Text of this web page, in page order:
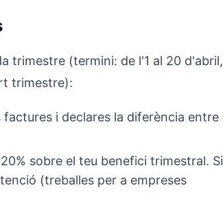
trimestre (termini: de l'1 al 20 d'abril,
trimestre):
factures i declares la diferència entre
sobre el teu benefici trimestral. Si
(treballes per a empreses